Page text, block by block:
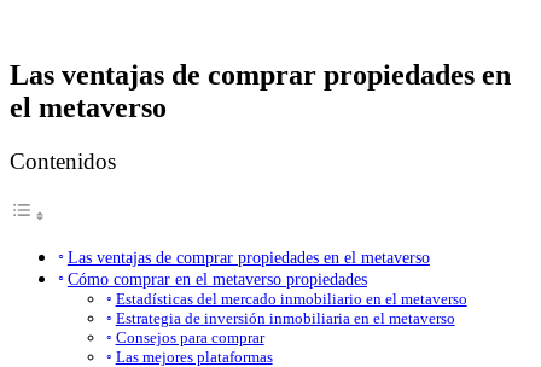
Las ventajas de comprar propiedades en
el metaverso
Contenidos
Las ventajas de comprar propiedades en el metaverso
Cómo comprar en el metaverso propiedades
Estadísticas del mercado inmobiliario en el metaverso
Estrategia de inversión inmobiliaria en el metaverso
Consejos para comprar
Las mejores plataformas